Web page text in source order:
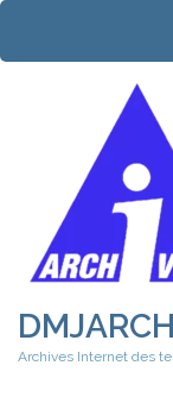
Aller
contenu
Archives Internet des